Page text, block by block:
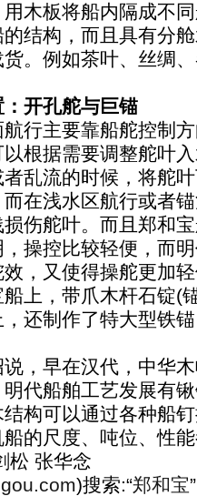
木板将船内隔成不
结构，而且具有分
。例如茶叶、丝绸
开孔舵与巨锚
主要靠船舵控制方
以根据需要调整舵叶
乱流的时候，将舵
在浅水区航行或者
伤舵叶。而且郑和
操控比较轻便，而
效，又使得操舵更加
，带爪木杆石锭(
还制作了特大型铁
早在汉代，中华木
代船舶工艺发展有
构可以通过各种船
的尺度、吨位、性
松 张华念
)搜索:“郑和宝